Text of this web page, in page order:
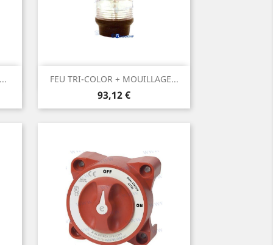
FEU TRI-COLOR + MOUILLAGE...
Prix
93,12 €
Aperçu rapide